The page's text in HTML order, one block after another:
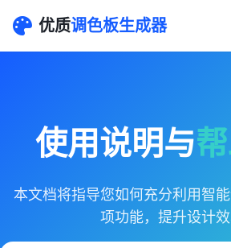
优质调色板生成器
使用说明与
本文档将指导您如何充分利用智
项功能，提升设计效